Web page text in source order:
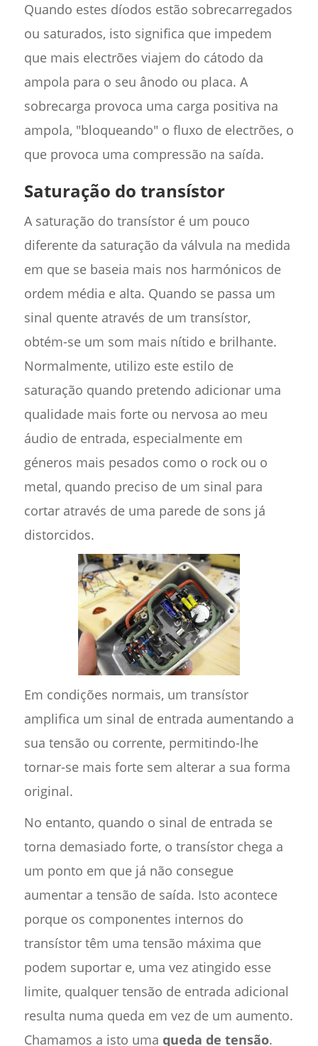
Quando estes díodos estão sobrecarregados
ou saturados, isto significa que impedem
que mais electrões viajem do cátodo da
ampola para o seu ânodo ou placa. A
sobrecarga provoca uma carga positiva na
ampola, "bloqueando" o fluxo de electrões, o
que provoca uma compressão na saída.
Saturação do transístor
A saturação do transístor é um pouco
diferente da saturação da válvula na medida
em que se baseia mais nos harmónicos de
ordem média e alta. Quando se passa um
sinal quente através de um transístor,
obtém-se um som mais nítido e brilhante.
Normalmente, utilizo este estilo de
saturação quando pretendo adicionar uma
qualidade mais forte ou nervosa ao meu
áudio de entrada, especialmente em
géneros mais pesados como o rock ou o
metal, quando preciso de um sinal para
cortar através de uma parede de sons já
distorcidos.
Em condições normais, um transístor
amplifica um sinal de entrada aumentando a
sua tensão ou corrente, permitindo-lhe
tornar-se mais forte sem alterar a sua forma
original.
No entanto, quando o sinal de entrada se
torna demasiado forte, o transístor chega a
um ponto em que já não consegue
aumentar a tensão de saída. Isto acontece
porque os componentes internos do
transístor têm uma tensão máxima que
podem suportar e, uma vez atingido esse
limite, qualquer tensão de entrada adicional
resulta numa queda em vez de um aumento.
Chamamos a isto uma queda de tensão.